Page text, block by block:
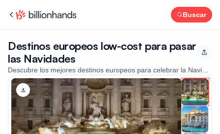
Buscar
Destinos europeos low-cost para pasar
las Navidades
Descubre los mejores destinos europeos para celebrar la